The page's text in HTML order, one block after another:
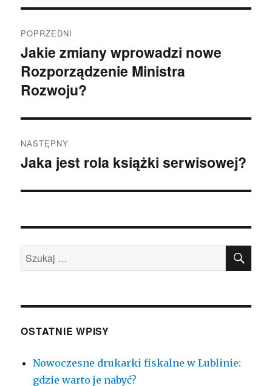
wpisu
POPRZEDNI
Poprzedni
wpis:
Jakie zmiany wprowadzi nowe
Rozporządzenie Ministra
Rozwoju?
NASTĘPNY
Następny
Jaka jest rola książki serwisowej?
Szukaj:
OSTATNIE WPISY
Nowoczesne drukarki fiskalne w Lublinie:
gdzie warto je nabyć?